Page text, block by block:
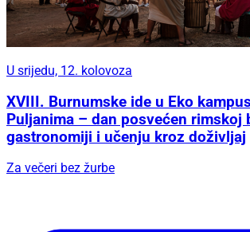
U srijedu, 12. kolovoza
XVIII. Burnumske ide u Eko
Puljanima – dan posvećen rimskoj
gastronomiji i učenju kroz doživljaj
Za večeri bez žurbe